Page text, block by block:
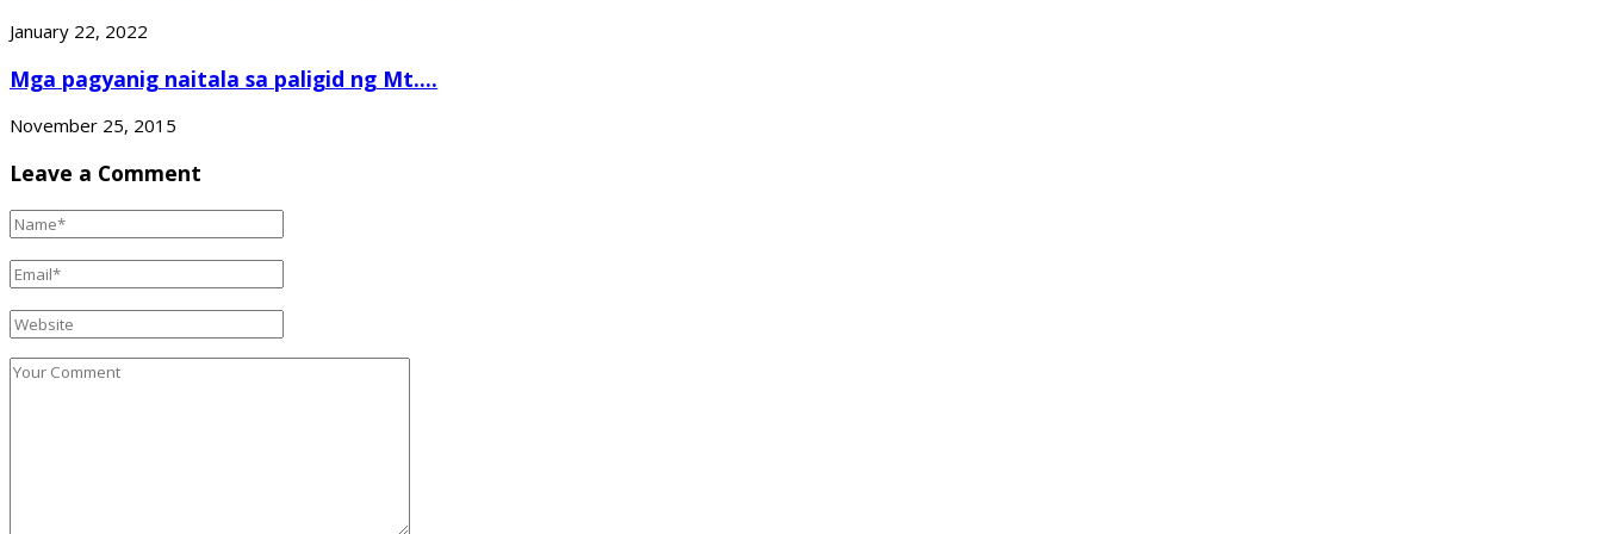
January 22, 2022
Mga pagyanig naitala sa paligid ng Mt....
November 25, 2015
Leave a Comment